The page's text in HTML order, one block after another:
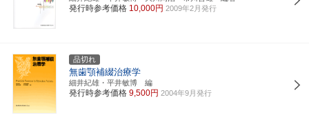
発行時参考価格 10,000円 2009年2月発行
品切れ
無歯顎補綴治療学
細井紀雄・平井敏博 編
発行時参考価格 9,500円 2004年9月発行